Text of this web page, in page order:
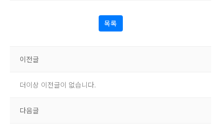
목록
이전글
더이상 이전글이 없습니다.
다음글